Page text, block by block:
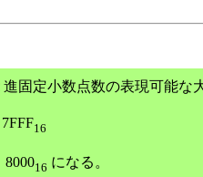
固定小数点数の表現可能な
16
800016 になる。